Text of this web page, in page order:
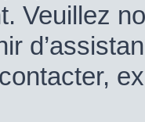
Veuillez